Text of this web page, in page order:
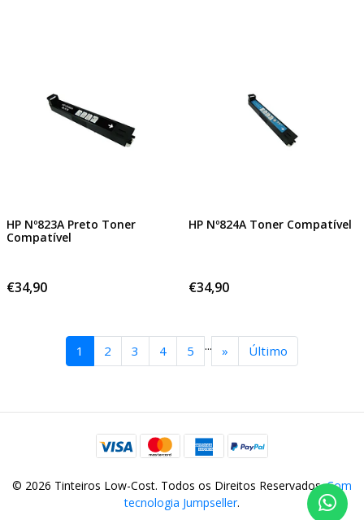
HP Nº823A Preto Toner
Compatível
€34,90
HP Nº824A Toner Compatível
€34,90
1 2 3 4 5 ... » Último
© 2026 Tinteiros Low-Cost. Todos os Direitos Reservados.Com
tecnologia Jumpseller.